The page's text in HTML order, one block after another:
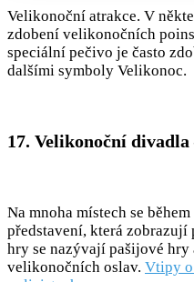
Velikonoční atrakce. V
zdobení velikonočních
speciální pečivo je často
dalšími symboly Velikonoc.
17. Velikonoční
Na mnoha místech se
představení, která
hry se nazývají pašijové
velikonočních oslav. Vtipy